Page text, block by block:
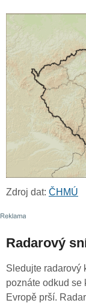
Zdroj dat: ČHMÚ
Radarový
Sledujte radarový
poznáte odkud se
Evropě prší.